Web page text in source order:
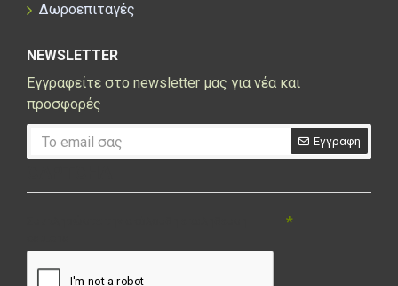
Δωροεπιταγές
NEWSLETTER
Εγγραφείτε στο newsletter μας για νέα και
προσφορές
Εγγραφη